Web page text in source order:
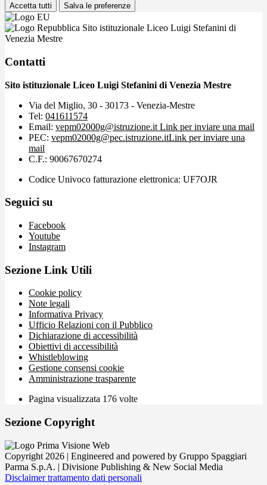
Accetta tutti Salva le preferenze
Sito istituzionale Liceo Luigi Stefanini di
Venezia Mestre
Contatti
Sito istituzionale Liceo Luigi Stefanini di Venezia Mestre
Via del Miglio, 30 - 30173 - Venezia-Mestre
Tel: 041611574
Email: vepm02000g@istruzione.it Link per inviare una mail
PEC: vepm02000g@pec.istruzione.itLink per inviare una
mail
C.F.: 90067670274
Codice Univoco fatturazione elettronica: UF7OJR
Seguici su
Facebook
Youtube
Instagram
Sezione Link Utili
Cookie policy
Note legali
Informativa Privacy
Ufficio Relazioni con il Pubblico
Dichiarazione di accessibilità
Obiettivi di accessibilità
Whistleblowing
Gestione consensi cookie
Amministrazione trasparente
Pagina visualizzata 176 volte
Sezione Copyright
Copyright 2026 | Engineered and powered by Gruppo Spaggiari
Parma S.p.A. | Divisione Publishing & New Social Media
Disclaimer trattamento dati personali